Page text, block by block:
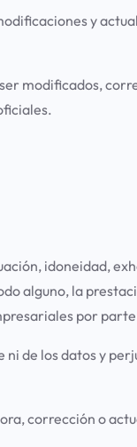
y
modificados,
idoneidad,
alguno, la
por
de los datos y
corrección o